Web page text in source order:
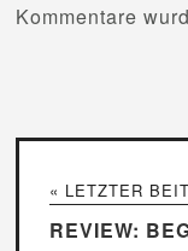
Kommentare
« LETZTER
REVIEW: